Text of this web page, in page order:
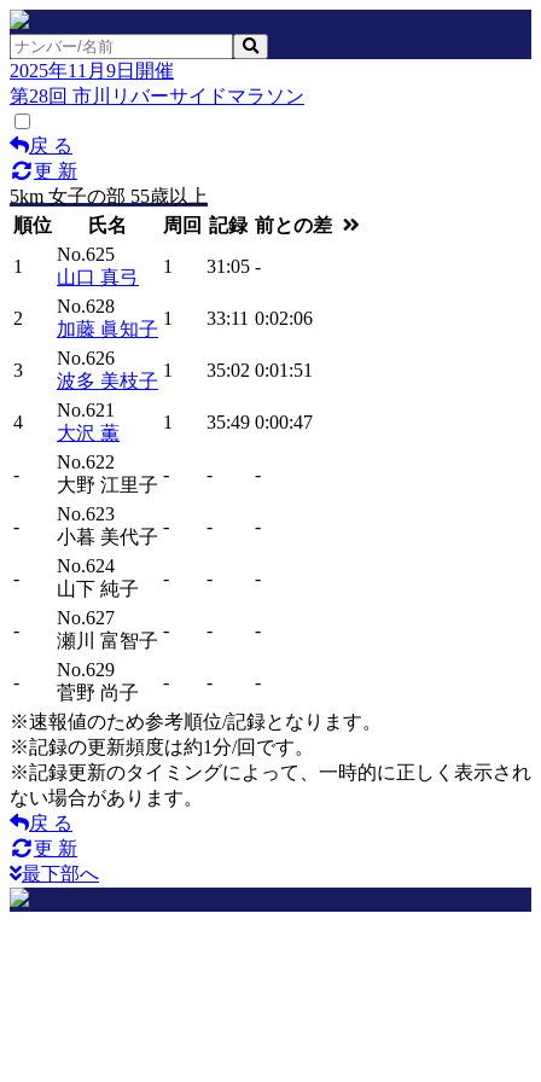
2025年11月9日開催
第28回 市川リバーサイドマラソン
戻 る
更 新
5km 女子の部 55歳以上
順位
氏名 周回 記録 前との差
1
No.625
山口 真弓
1 31:05 -
2
No.628
加藤 眞知子
1 33:11 0:02:06
3
No.626
波多 美枝子
1 35:02 0:01:51
4
No.621
大沢 薫
1 35:49 0:00:47
-
No.622
大野 江里子
- - -
-
No.623
小暮 美代子
- - -
-
No.624
山下 純子
- - -
-
No.627
瀬川 富智子
- - -
-
No.629
菅野 尚子
- -
-
※速報値のため参考順位/記録となります。
※記録の更新頻度は約1分/回です。
※記録更新のタイミングによって、一時的に正しく表示され
ない場合があります。
戻 る
更 新
最下部へ